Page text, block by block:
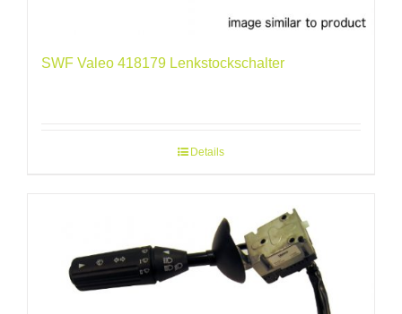
SWF Valeo 418179 Lenkstockschalter
Details